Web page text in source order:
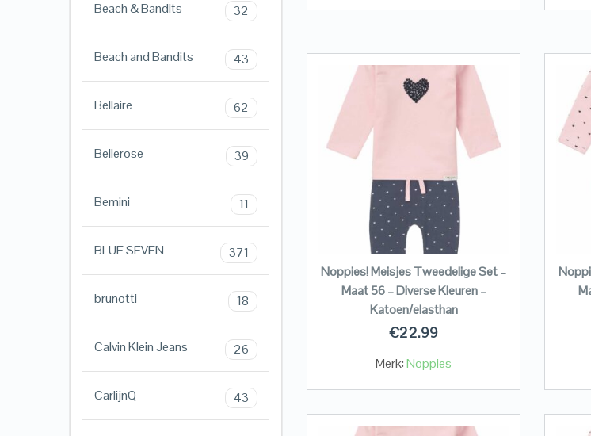
Noppies! Meisjes Tweedelige Set –
Maat 56 – Diverse Kleuren –
Katoen/elasthan
€22.99
Merk:Noppies
Beach & Bandits 32
Beach and Bandits 43
Bellaire 62
Bellerose 39
Bemini 11
BLUE SEVEN 371
brunotti 18
Calvin Klein Jeans 26
CarlijnQ 43